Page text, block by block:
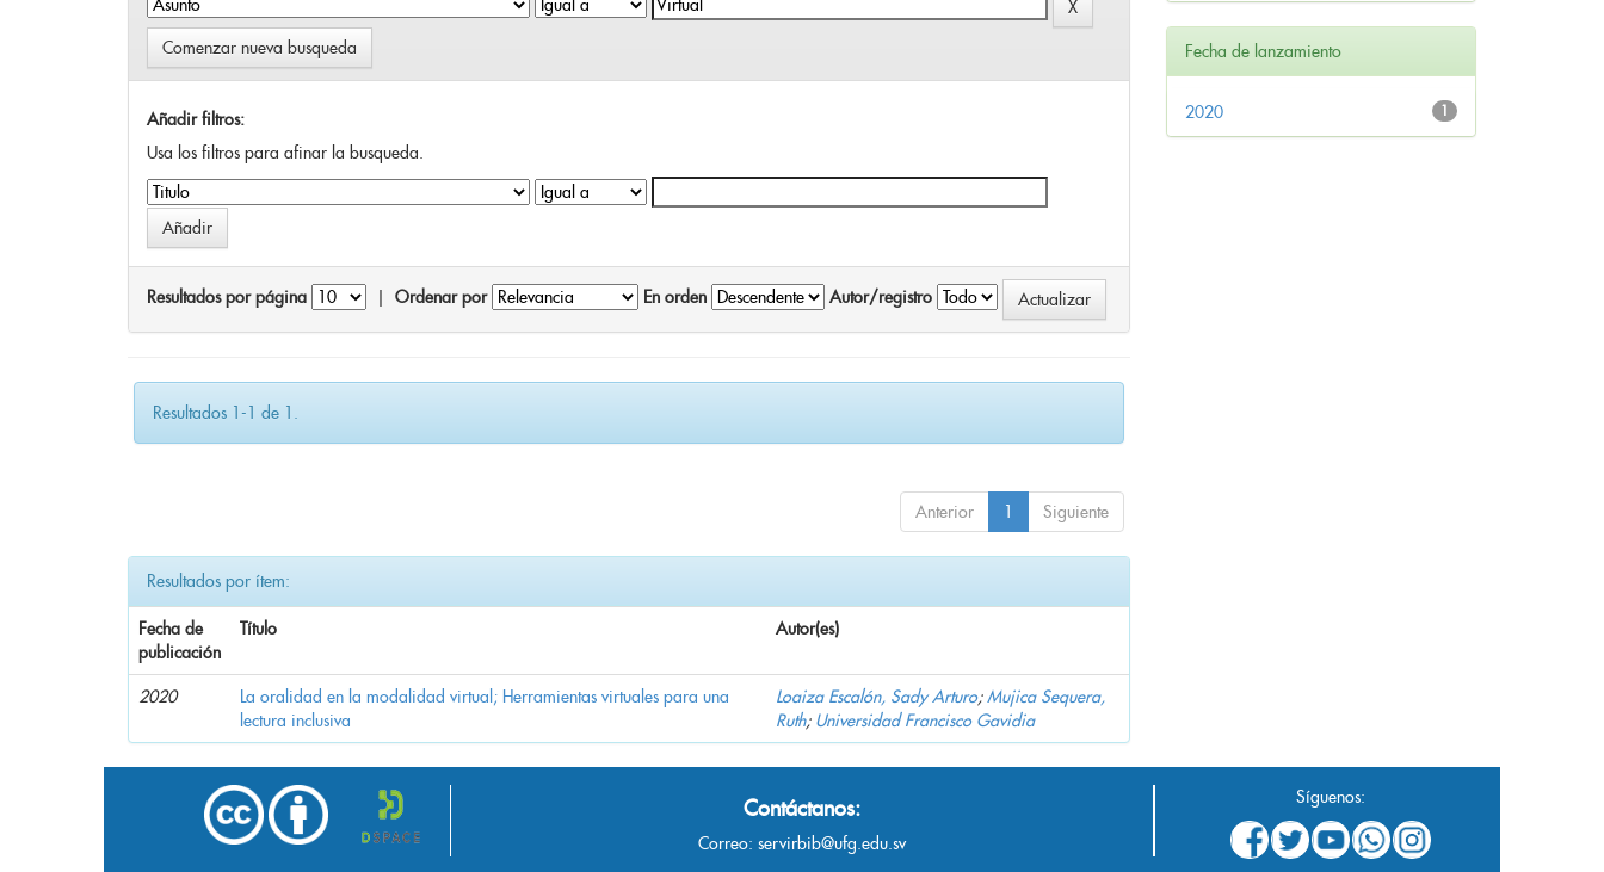
Comenzar nueva busqueda
Añadir filtros:
Usa los filtros para afinar la busqueda.
Resultados por página Ordenar por En orden Autor/registro
Resultados 1-1 de 1.
Anterior 1 Siguiente
Resultados por ítem:
Fecha de
publicación
Título Autor(es)
2020
La oralidad en la modalidad virtual; Herramientas virtuales para una
lectura inclusiva
Loaiza Escalón, Sady Arturo;Mujica Sequera,
Ruth; Universidad Francisco Gavidia
Fecha de lanzamiento
1
2020
Contáctanos:
Correo: servirbib@ufg.edu.sv
Síguenos: